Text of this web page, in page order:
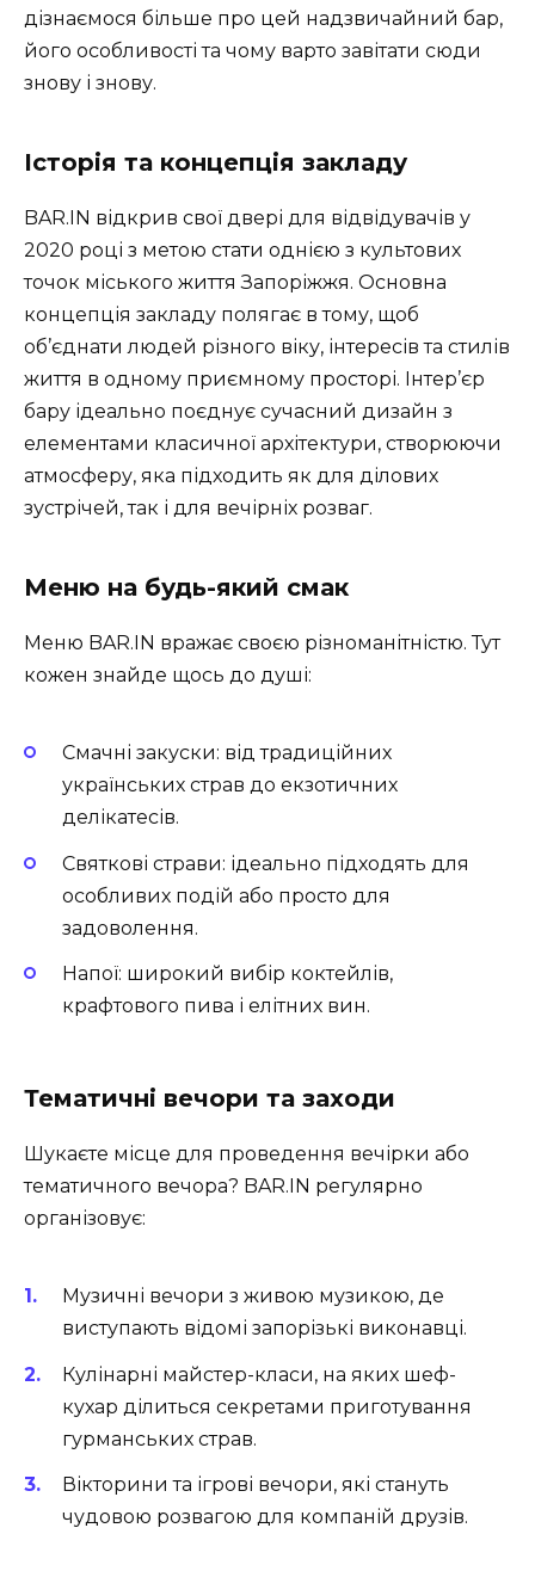
дізнаємося більше про цей надзвичайний бар,
його особливості та чому варто завітати сюди
знову і знову.
Історія та концепція закладу
BAR.IN відкрив свої двері для відвідувачів у
2020 році з метою стати однією з культових
точок міського життя Запоріжжя. Основна
концепція закладу полягає в тому, щоб
об’єднати людей різного віку, інтересів та стилів
життя в одному приємному просторі. Інтер’єр
бару ідеально поєднує сучасний дизайн з
елементами класичної архітектури, створюючи
атмосферу, яка підходить як для ділових
зустрічей, так і для вечірніх розваг.
Меню на будь-який смак
Меню BAR.IN вражає своєю різноманітністю. Тут
кожен знайде щось до душі:
Смачні закуски: від традиційних
українських страв до екзотичних
делікатесів.
Святкові страви: ідеально підходять для
особливих подій або просто для
задоволення.
Напої: широкий вибір коктейлів,
крафтового пива і елітних вин.
Тематичні вечори та заходи
Шукаєте місце для проведення вечірки або
тематичного вечора? BAR.IN регулярно
організовує:
Музичні вечори з живою музикою, де
виступають відомі запорізькі виконавці.
Кулінарні майстер-класи, на яких шеф-
кухар ділиться секретами приготування
гурманських страв.
Вікторини та ігрові вечори, які стануть
чудовою розвагою для компаній друзів.